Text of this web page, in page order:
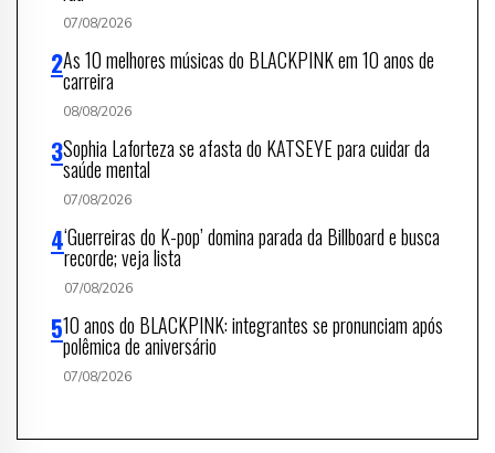
07/08/2026
As 10 melhores músicas do BLACKPINK em 10 anos de
carreira
08/08/2026
Sophia Laforteza se afasta do KATSEYE para cuidar da
saúde mental
07/08/2026
‘Guerreiras do K-pop’ domina parada da Billboard e busca
recorde; veja lista
07/08/2026
10 anos do BLACKPINK: integrantes se pronunciam após
polêmica de aniversário
07/08/2026